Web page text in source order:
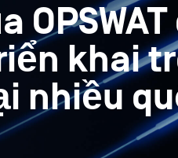
khai
nhiều